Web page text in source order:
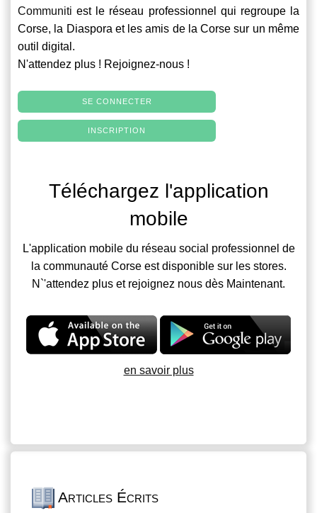
Communiti est le réseau professionnel qui regroupe la
Corse, la Diaspora et les amis de la Corse sur un même
outil digital.
N'attendez plus ! Rejoignez-nous !
SE CONNECTER
INSCRIPTION
Téléchargez l'application
mobile
L'application mobile du réseau social professionnel de
la communauté Corse est disponible sur les stores.
N`'attendez plus et rejoignez nous dès Maintenant.
en savoir plus
Articles Écrits